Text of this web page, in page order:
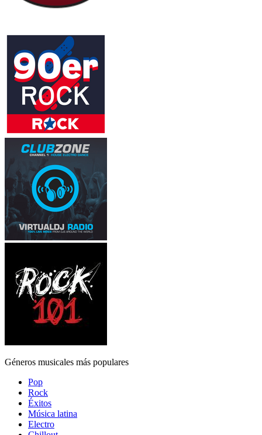
Géneros musicales más populares
Pop
Rock
Éxitos
Música latina
Electro